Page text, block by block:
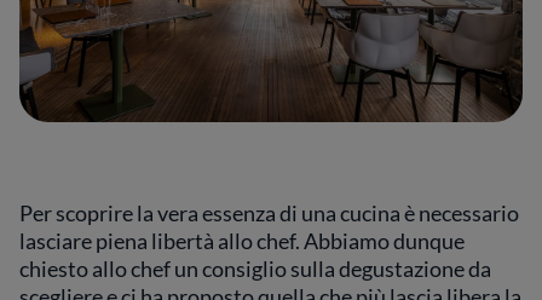
Per scoprire la vera essenza di una cucina è necessario
lasciare piena libertà allo chef. Abbiamo dunque
chiesto allo chef un consiglio sulla degustazione da